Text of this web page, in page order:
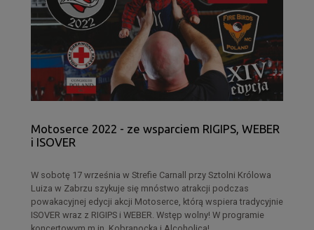
Motoserce 2022 - ze wsparciem RIGIPS, WEBER
i ISOVER
W sobotę 17 września w Strefie Carnall przy Sztolni Królowa
Luiza w Zabrzu szykuje się mnóstwo atrakcji podczas
powakacyjnej edycji akcji Motoserce, którą wspiera tradycyjnie
ISOVER wraz z RIGIPS i WEBER. Wstęp wolny! W programie